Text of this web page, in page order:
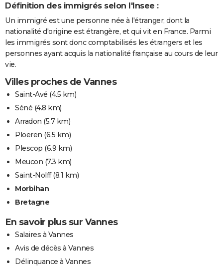
Définition des immigrés selon l'Insee :
Un immigré est une personne née à l'étranger, dont la
nationalité d'origine est étrangère, et qui vit en France. Parmi
les immigrés sont donc comptabilisés les étrangers et les
personnes ayant acquis la nationalité française au cours de leur
vie.
Villes proches de Vannes
Saint-Avé (4.5 km)
Séné (4.8 km)
Arradon (5.7 km)
Ploeren (6.5 km)
Plescop (6.9 km)
Meucon (7.3 km)
Saint-Nolff(8.1 km)
Morbihan
Bretagne
En savoir plus sur Vannes
Salaires à Vannes
Avis de décès à Vannes
Délinquance à Vannes